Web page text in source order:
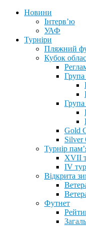
Новини
Інтерв’ю
УАФ
Турніри
Пляжний
Кубок
Gold
Silver
Турнір
XVII
IV
Відкрита
Футнет